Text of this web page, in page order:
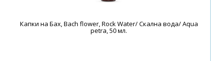
Капки на Бах, Bach flower, Rock Water/ Скална вода/ Aqua
petra, 50 мл.